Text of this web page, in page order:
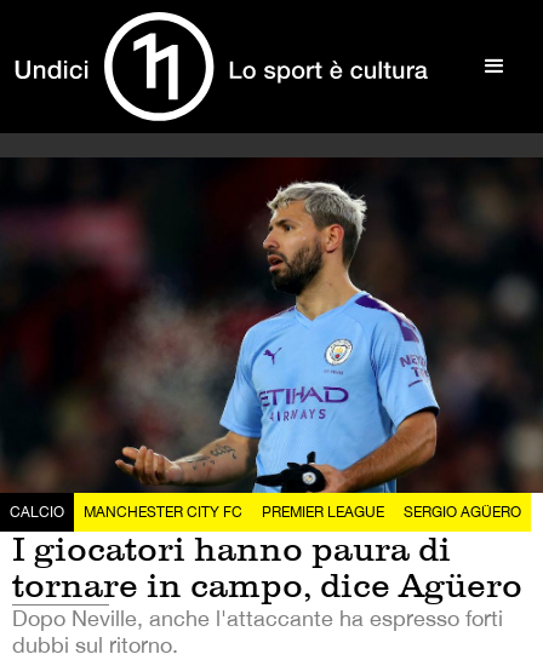
CALCIO MANCHESTER CITY FC PREMIER LEAGUE SERGIO AGÜERO
I giocatori hanno paura di
tornare in campo, dice Agüero
Dopo Neville, anche l'attaccante ha espresso forti
dubbi sul ritorno.